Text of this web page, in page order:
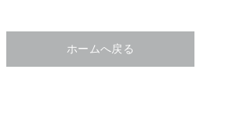
ホームへ戻る